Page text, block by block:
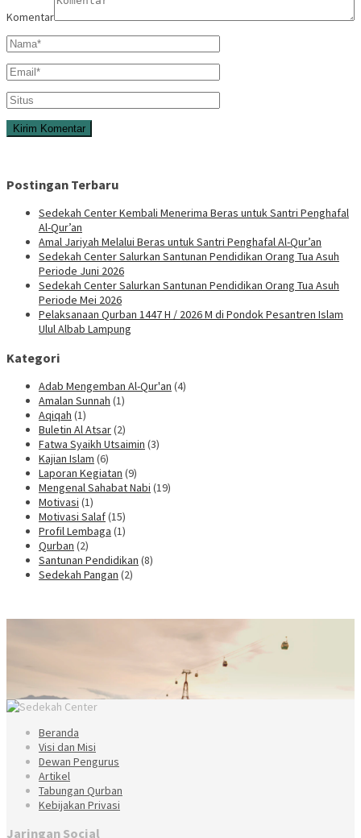
Komentar
Postingan Terbaru
Sedekah Center Kembali Menerima Beras untuk Santri Penghafal
Al-Qur’an
Amal Jariyah Melalui Beras untuk Santri Penghafal Al-Qur’an
Sedekah Center Salurkan Santunan Pendidikan Orang Tua Asuh
Periode Juni 2026
Sedekah Center Salurkan Santunan Pendidikan Orang Tua Asuh
Periode Mei 2026
Pelaksanaan Qurban 1447 H / 2026 M di Pondok Pesantren Islam
Ulul Albab Lampung
Kategori
Adab Mengemban Al-Qur'an (4)
Amalan Sunnah (1)
Aqiqah (1)
Buletin Al Atsar(2)
Fatwa Syaikh Utsaimin (3)
Kajian Islam (6)
Laporan Kegiatan (9)
Mengenal Sahabat Nabi (19)
Motivasi (1)
Motivasi Salaf(15)
Profil Lembaga (1)
Qurban (2)
Santunan Pendidikan (8)
Sedekah Pangan (2)
Beranda
Visi dan Misi
Dewan Pengurus
Artikel
Tabungan Qurban
Kebijakan Privasi
Jaringan Social